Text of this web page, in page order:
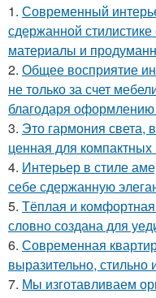
1. Современный
сдержанной
материалы и
2. Общее восприятие
не только за счет
благодаря оформлению
3. Это гармония света,
ценная для компактных
4. Интерьер в стиле
себе сдержанную
5. Тёплая и
словно создана для
6. Современная
выразительно, стильно
7. Мы изготавливаем